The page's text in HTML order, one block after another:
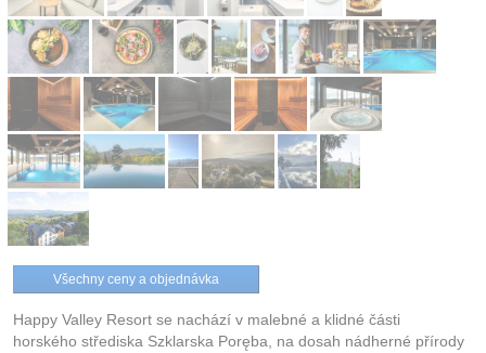
Všechny ceny a objednávka
Happy Valley Resort se nachází v malebné a klidné části
horského střediska Szklarska Poręba, na dosah nádherné přírody